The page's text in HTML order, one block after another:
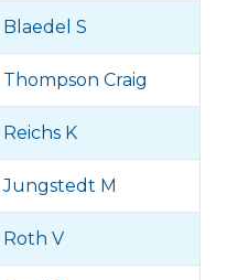
Blaedel S
Thompson Craig
Reichs K
Jungstedt M
Roth V